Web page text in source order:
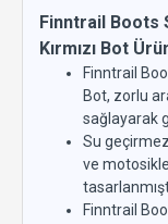
Finntrail Boots
Kırmızı Bot
Finntrail
Bot, zorlu
sağlayarak
Su
ve
Finntrail